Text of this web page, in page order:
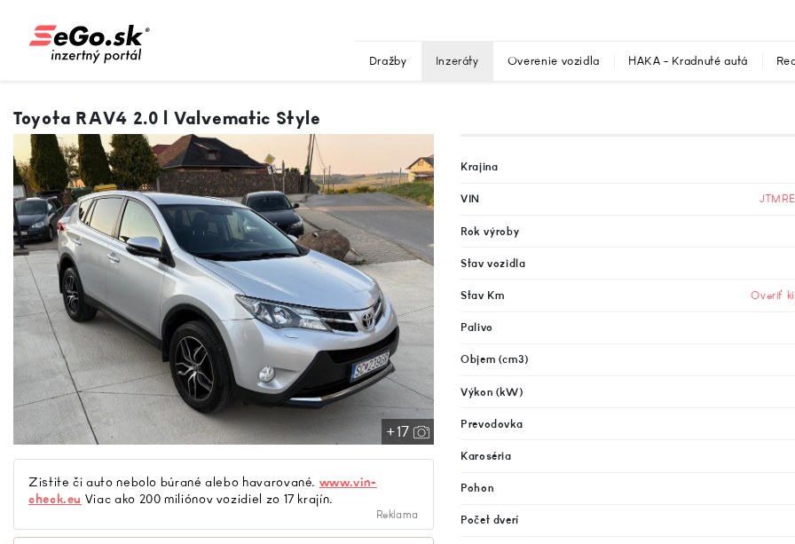
Dražby Inzeráty Overenie vozidla HAKA - Kradnuté autá
Toyota RAV4 2.0 l Valvematic Style
+17
Zistite či auto nebolo búrané alebo havarované. www.vin-
check.eu Viac ako 200 miliónov vozidiel zo 17 krajín.
Reklama
Krajina
VIN
Rok výroby
Stav vozidla
Stav Km Overiť
Palivo
Objem (cm3)
Výkon (kW)
Prevodovka
Karoséria
Pohon
Počet dverí